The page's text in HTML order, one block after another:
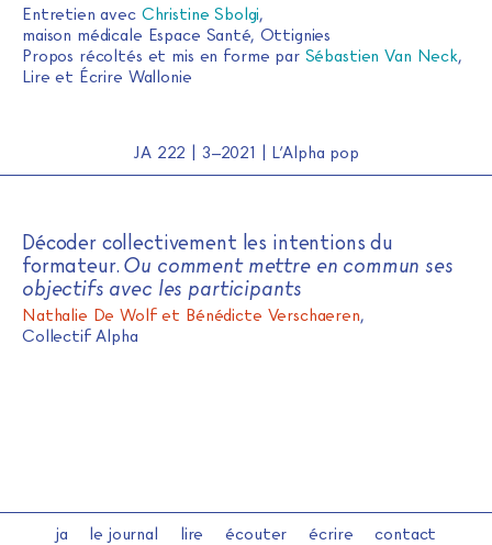
Entretien avec Christine Sbolgi,
maison médicale Espace Santé, Ottignies
Propos récoltés et mis en forme par Sébastien Van Neck,
Lire et Écrire Wallonie
JA 222 | 3–2021 | L’Alpha pop
Décoder collectivement les intentions du
formateur. Ou comment mettre en commun ses
objectifs avec les participants
Nathalie De Wolf et Bénédicte Verschaeren,
Collectif Alpha
ja le journal lire écouter écrire contact